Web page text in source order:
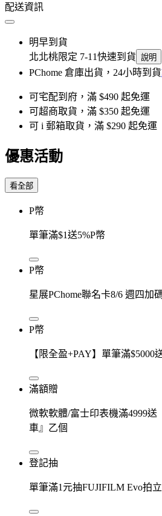
配送資訊
明早到貨
北北桃限定 7-11快速到貨 說明
PChome 倉庫出貨，24小時到貨
可宅配到府，滿 $490 起免運
可超商取貨，滿 $350 起免運
可 i 郵箱取貨，滿 $290 起免運
優惠活動
看全部
P幣
單筆滿$1送5%P幣
P幣
星展PChome聯名卡8/6 週四加
P幣
【限全盈+PAY】單筆滿$5000
滿額贈
微軟軟體/富士印表機滿4999送
車』乙個
登記抽
單筆滿1元抽FUJIFILM Evo拍